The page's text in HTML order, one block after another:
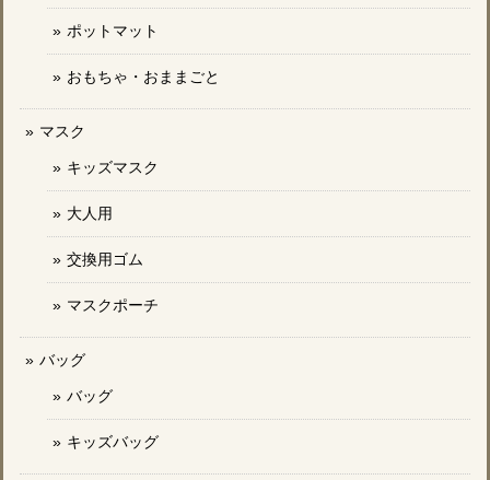
ポットマット
おもちゃ・おままごと
マスク
キッズマスク
大人用
交換用ゴム
マスクポーチ
バッグ
バッグ
キッズバッグ